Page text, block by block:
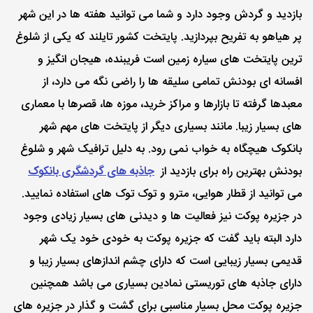
بازدید و گردش وجود دارد و شما می توانید هفته ها در این شهر
پر هیاهو به تفریح بپردازید. پایتخت کشور تایلند که یکی از شلوغ
ترین پایتخت های سیاره زمین است فریبنده، هیجان انگیز و
افسانه ای بودنش تمامی سلیقه ها را راضی نگه می دارد، از
معبدها گرفته تا بازارها و مراکز خرید، موزه ها، قصرها با معماری
های بسیار زیبا. مانند بسیاری دیگر از پایتخت های مهم شهر
بانکوک هیچگاه به خواب نمی رود. به دلیل ترافیک شهر و شلوغ
بودنش بهترین راه برای بازدید از جاذبه های گردشگری بانکوک
می توانید از قطار هوایی، مترو و توک توک های استفاده نمایید.
در جزیره پوکت نیز فعالیت ها و دیدنی های بسیار زیادی وجود
دارد البته باید گفت که جزیره پوکت به خودی خود یک شهر
قدیمی بسیار زیبایی است که دارای چشم اندازهای بسیار زیبا و
دارای جاذبه های توریستی نمادین بسیاری می باشد همچنین
جزیره پوکت محل بسیار مناسبی برای گشت و گذار در جزیره های